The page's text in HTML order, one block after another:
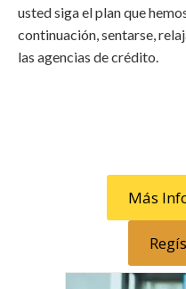
usted siga el plan que
continuación, sentarse,
las agencias de crédito.
Más